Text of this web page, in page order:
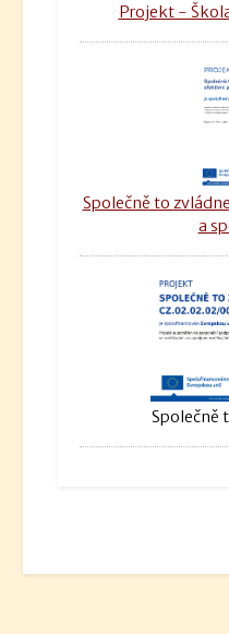
Projekt -
Společně to
a
Společně